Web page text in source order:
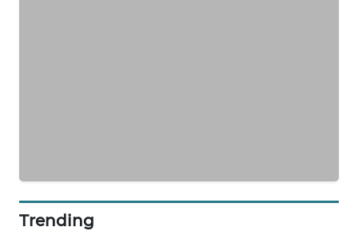
Trending
METRO
SIANTAR